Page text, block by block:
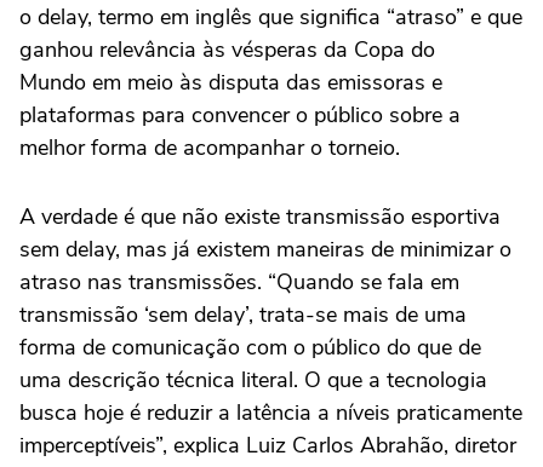
o delay, termo em inglês que significa “atraso” e que
ganhou relevância às vésperas da Copa do
Mundo em meio às disputa das emissoras e
plataformas para convencer o público sobre a
melhor forma de acompanhar o torneio.
A verdade é que não existe transmissão esportiva
sem delay, mas já existem maneiras de minimizar o
atraso nas transmissões. “Quando se fala em
transmissão ‘sem delay’, trata-se mais de uma
forma de comunicação com o público do que de
uma descrição técnica literal. O que a tecnologia
busca hoje é reduzir a latência a níveis praticamente
imperceptíveis”, explica Luiz Carlos Abrahão, diretor